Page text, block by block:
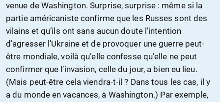
venue de Washington. Surprise, surprise : même si la
partie américaniste confirme que les Russes sont des
vilains et qu’ils ont sans aucun doute l’intention
d’agresser l’Ukraine et de provoquer une guerre peut-
être mondiale, voilà qu’elle confesse qu’elle ne peut
confirmer que l’invasion, celle du jour, a bien eu lieu.
(Mais peut-être cela viendra-t-il ? Dans tous les cas, il y
a du monde en vacances, à Washington.) Par exemple,